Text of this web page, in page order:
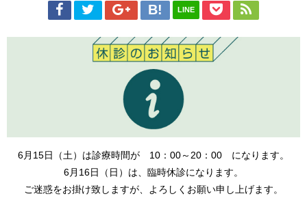
LINE
6月15日（土）は診療時間が 10：00～20：00 になります。
6 月16日（日）は、臨時休診になります。
ご迷惑をお掛け致しますが、よろしくお願い申し上げます。